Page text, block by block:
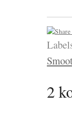
2